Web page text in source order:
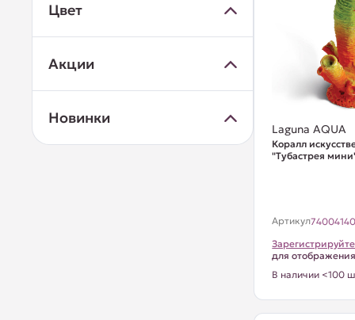
Цвет
Акции
Новинки
Laguna AQUA
Коралл
"Тубастрея
Артикул
для
В наличии <100